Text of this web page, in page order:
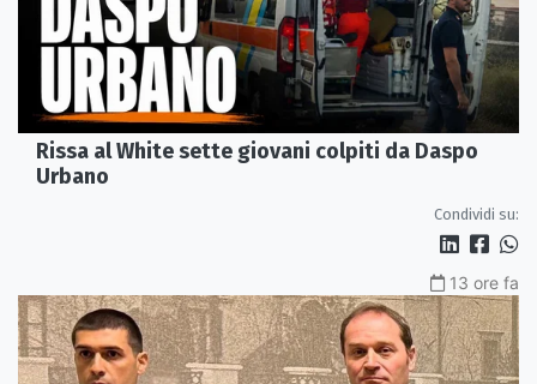
Rissa al White sette giovani colpiti da Daspo
Urbano
Condividi su:
13 ore fa